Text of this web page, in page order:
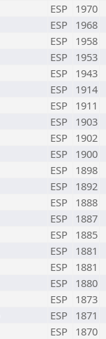
ESP
1970
ESP
1968
ESP
1958
ESP
1953
ESP
1943
ESP
1914
ESP
1911
ESP
1903
ESP
1902
ESP
1900
ESP
1898
ESP
1892
ESP
1888
ESP
1887
ESP
1885
ESP
1881
ESP
1881
ESP
1880
ESP
1873
ESP
1871
ESP
1870